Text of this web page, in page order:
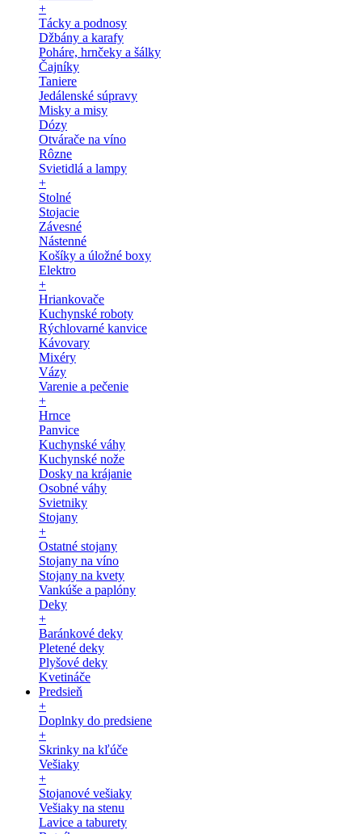
+
Tácky a podnosy
Džbány a karafy
Poháre, hrnčeky a šálky
Čajníky
Taniere
Jedálenské súpravy
Misky a misy
Dózy
Otvárače na víno
Rôzne
Svietidlá a lampy
+
Stolné
Stojacie
Závesné
Nástenné
Košíky a úložné boxy
Elektro
+
Hriankovače
Kuchynské roboty
Rýchlovarné kanvice
Kávovary
Mixéry
Vázy
Varenie a pečenie
+
Hrnce
Panvice
Kuchynské váhy
Kuchynské nože
Dosky na krájanie
Osobné váhy
Svietniky
Stojany
+
Ostatné stojany
Stojany na víno
Stojany na kvety
Vankúše a paplóny
Deky
+
Baránkové deky
Pletené deky
Plyšové deky
Kvetináče
Predsieň
+
Doplnky do predsiene
+
Skrinky na kľúče
Vešiaky
+
Stojanové vešiaky
Vešiaky na stenu
Lavice a taburety